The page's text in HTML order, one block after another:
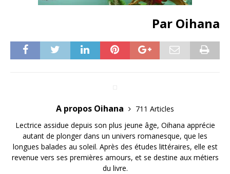
Par Oihana
A propos Oihana
711 Articles
Lectrice assidue depuis son plus jeune âge, Oihana apprécie
autant de plonger dans un univers romanesque, que les
longues balades au soleil. Après des études littéraires, elle est
revenue vers ses premières amours, et se destine aux métiers
du livre.